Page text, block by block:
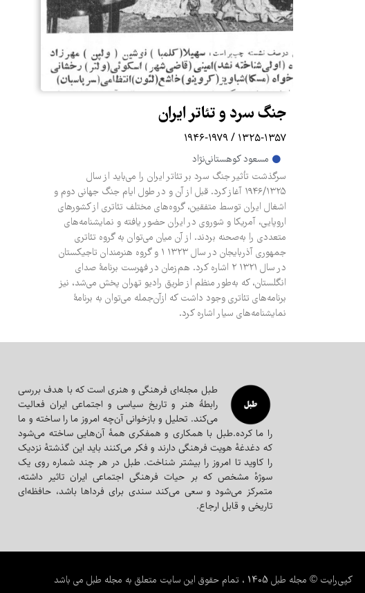
جنگ سرد و تئاتر ایران
۱۳۲۵-۱۳۵۷ / ۱۹۴۶-۱۹۷۹
مسعود کوهستانی‌نژاد
سرگذشت تأثیر جنگ سرد بر تئاتر ایران را می‌باید از سال
۱۹۴۶/۱۳۲۵ آغاز کرد. قبل از آن و در طول ایام جنگ جهانی دوم و
اشغال ایران توسط متفقین، گروه‌‎های مختلف تئاتری از کشورهای
اروپایی، آمریکا و شوروی در ایران حضور یافته و نمایشنامه‎‌های
متعددی را به‌صحنه بردند. از آن میان می‌‎توان به گروه تئاتری
جمهوری آذربایجان در سال ۱۳۲۳ ۱ و گروه هنرمندان تاجیکستان
در سال ۱۳۲۱ ۲ اشاره کرد. هم‌زمان در فهرست برنامۀ صدای
انگلستان، که به‌طور منظم از طریق رادیو تهران پخش می‎‌شد، نیز
برنامه‎‌های تئاتری وجود داشت که از‌آن‌جمله می‎‌توان به برنامۀ
نمایشنامه‎‌های سیار اشاره کرد.
طبل مجله‌ای‌ فرهنگی و هنری است که با هدف بررسی
رابطۀ هنر و تاریخ سیاسی و اجتماعی ایران فعالیت
می‌کند. تحلیل و بازخوانی آن‌چه امروز ما را ساخته و ما
را ما کرده.طبل با همکاری و همفکری همه‌ٔ آن‌هایی ساخته می‌شود
که دغدغه‌ٔ هویت فرهنگی دارند و فکر می‌کنند باید این گذشته‌ٔ نزدیک
را کاوید تا امروز را بیشتر شناخت. طبل در هر چند شماره روی یک
سوژه‌ٔ مشخص که بر حیات فرهنگی اجتماعی ایران تاثیر داشته،
متمرکز می‌شود و سعی می‌کند سندی برای فرداها باشد، حافظه‌ای
تاریخی و قابل ارجاع.
کپی‌رایت © مجله طبل 1405 ، تمام حقوق این سایت متعلق به مجله طبل می باشد